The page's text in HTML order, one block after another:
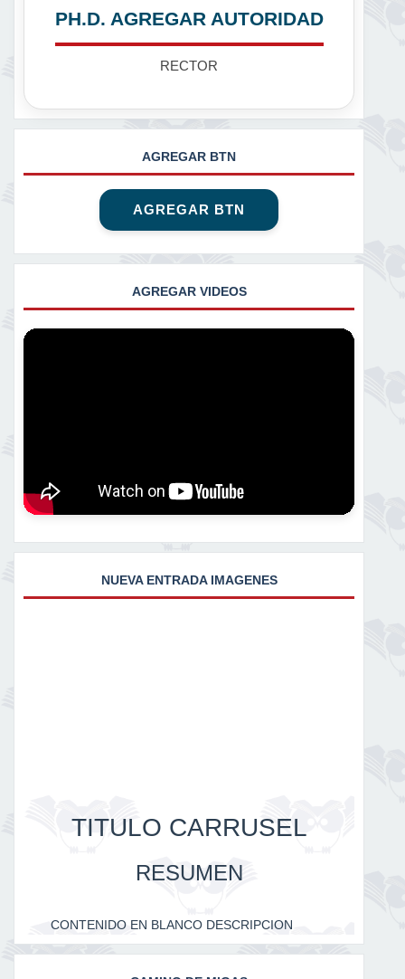
PH.D. AGREGAR AUTORIDAD
RECTOR
AGREGAR BTN
AGREGAR BTN
AGREGAR VIDEOS
NUEVA ENTRADA IMAGENES
TITULO CARRUSEL
RESUMEN
CONTENIDO EN BLANCO DESCRIPCION